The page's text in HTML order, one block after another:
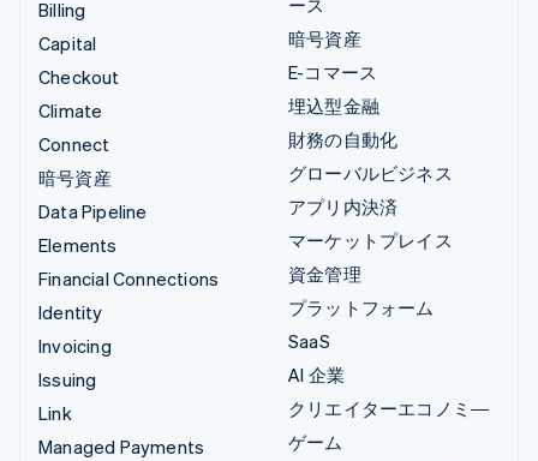
Billing
Capital
Checkout
Climate
Connect
暗号資産
Data Pipeline
Elements
Financial Connections
Identity
Invoicing
Issuing
Link
Managed Payments
暗号資産
E-コマース
埋込型金融
財務の自動化
グローバルビジネス
アプリ内決済
マーケットプレイス
資金管理
プラットフォーム
SaaS
AI 企業
クリエイターエコノミ―
ゲーム